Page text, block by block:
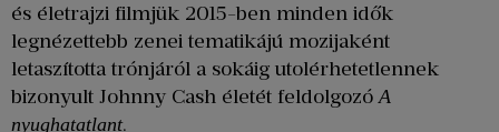
és életrajzi filmjük 2015-ben minden idők
legnézettebb zenei tematikájú mozijaként
letaszította trónjáról a sokáig utolérhetetlennek
bizonyult Johnny Cash életét feldolgozóA
nyughatatlant.